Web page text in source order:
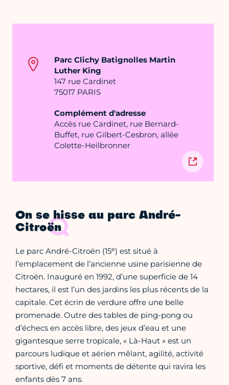
Parc Clichy Batignolles Martin
Luther King
147 rue Cardinet
75017 PARIS
Complément d'adresse
Accès rue Cardinet, rue Bernard-
Buffet, rue Gilbert-Cesbron, allée
Colette-Heilbronner
On se hisse au parc André-
Citroën
Le parc André-Citroën (15e) est situé à
l’emplacement de l’ancienne usine parisienne de
Citroën. Inauguré en 1992, d’une superficie de 14
hectares, il est l’un des jardins les plus récents de la
capitale. Cet écrin de verdure offre une belle
promenade. Outre des tables de ping-pong ou
d’échecs en accès libre, des jeux d’eau et une
gigantesque serre tropicale, « Là-Haut » est un
parcours ludique et aérien mêlant, agilité, activité
sportive, défi et moments de détente qui ravira les
enfants dès 7 ans.